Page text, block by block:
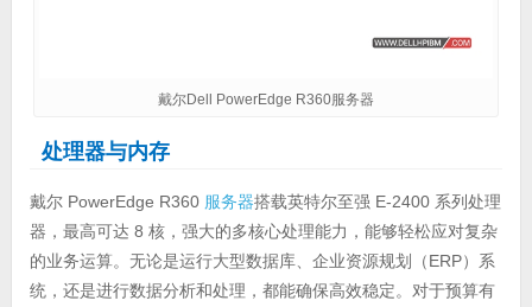
戴尔Dell PowerEdge R360服务器
处理器与内存
戴尔 PowerEdge R360 服务器搭载英特尔至强 E-2400 系列处理
器，最高可达 8 核，强大的多核心处理能力，能够轻松应对复杂
的业务运算。无论是运行大型数据库、企业资源规划（ERP）系
统，还是进行数据分析和处理，都能确保高效稳定。对于预算有